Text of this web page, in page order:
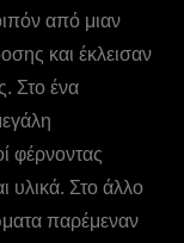
από μιαν
και έκλεισαν
Στο ένα
φέρνοντας
υλικά. Στο άλλο
παρέμεναν